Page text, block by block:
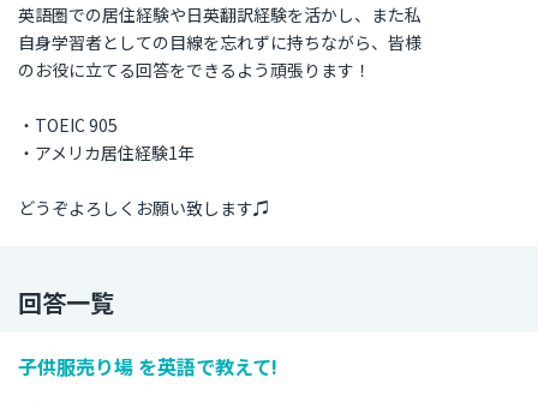
英語圏での居住経験や日英翻訳経験を活かし、また私
自身学習者としての目線を忘れずに持ちながら、皆様
のお役に立てる回答をできるよう頑張ります！
・TOEIC 905
・アメリカ居住経験1年
どうぞよろしくお願い致します♫
回答一覧
子供服売り場 を英語で教えて!